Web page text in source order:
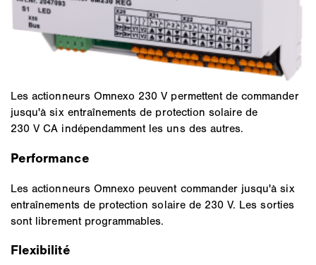
Les actionneurs Omnexo 230 V permettent de commander
jusqu'à six entraînements de protection solaire de
230 V CA indépendamment les uns des autres.
Performance
Les actionneurs Omnexo peuvent commander jusqu'à six
entraînements de protection solaire de 230 V. Les sorties
sont librement programmables.
Flexibilité